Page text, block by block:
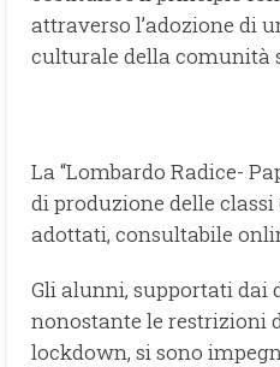
attraverso l’adozione di
culturale della comunità
La “Lombardo Radice-
di produzione delle classi
adottati, consultabile
Gli alunni, supportati dai
nonostante le restrizioni
lockdown, si sono